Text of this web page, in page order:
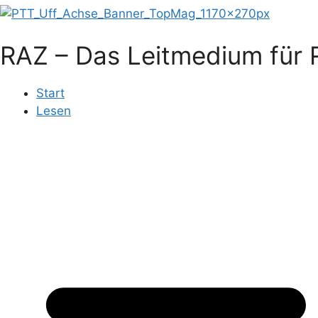
RAZ – Das Leitmedium für
Start
Lesen